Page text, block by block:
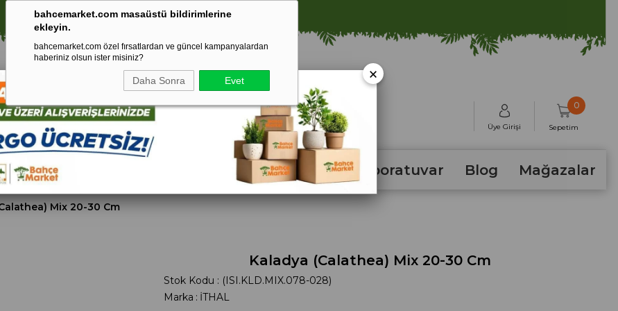
bahcemarket.com masaüstü bildirimlerine
ekleyin.
bahcemarket.com özel fırsatlardan ve güncel kampanyalardan
haberiniz olsun ister misiniz?
Daha Sonra Evet
🚀 1250 TL ÜZERİ ALIŞVERİŞLERDE KARGO ÜCRETSİZ!
Üye Girişi Sepetim
0
Tohum Laboratuvar Blog Mağazalar
Mix 20-30 Cm
Kaladya (Calathea) Mix 20-30 Cm
Stok Kodu
(ISI.KLD.MIX.078-028)
Marka : İTHAL
×